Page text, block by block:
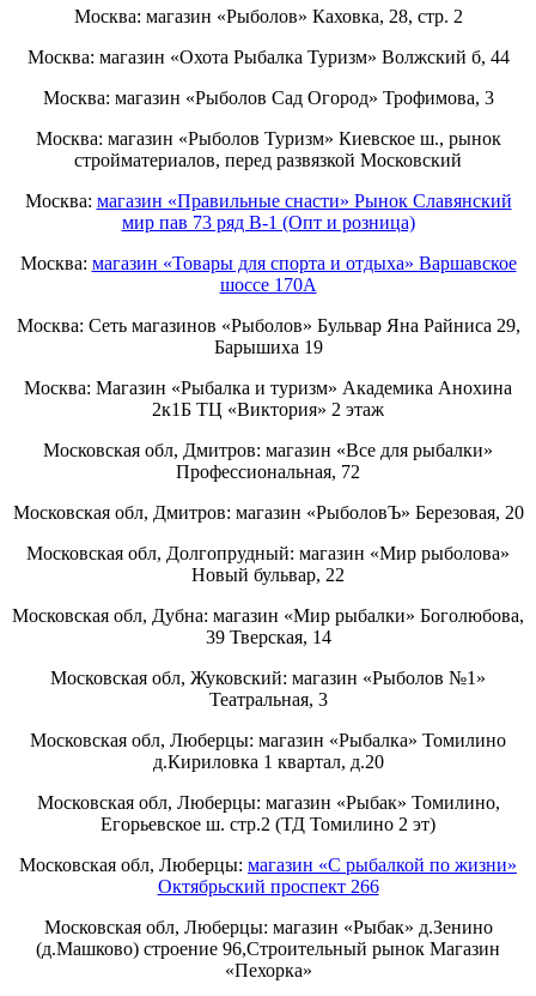
Москва: магазин «Рыболов» Каховка, 28, стр. 2
Москва: магазин «Охота Рыбалка Туризм» Волжский б, 44
Москва: магазин «Рыболов Сад Огород» Трофимова, 3
Москва: магазин «Рыболов Туризм» Киевское ш., рынок
стройматериалов, перед развязкой Московский
Москва: магазин «Правильные снасти» Рынок Славянский
мир пав 73 ряд B-1 (Опт и розница)
Москва: магазин «Товары для спорта и отдыха» Варшавское
шоссе 170А
Москва: Сеть магазинов «Рыболов» Бульвар Яна Райниса 29,
Барышиха 19
Москва: Магазин «Рыбалка и туризм» Академика Анохина
2к1Б ТЦ «Виктория» 2 этаж
Московская обл, Дмитров: магазин «Все для рыбалки»
Профессиональная, 72
Московская обл, Дмитров: магазин «РыболовЪ» Березовая, 20
Московская обл, Долгопрудный: магазин «Мир рыболова»
Новый бульвар, 22
Московская обл, Дубна: магазин «Мир рыбалки» Боголюбова,
39 Тверская, 14
Московская обл, Жуковский: магазин «Рыболов №1»
Театральная, 3
Московская обл, Люберцы: магазин «Рыбалка» Томилино
д.Кириловка 1 квартал, д.20
Московская обл, Люберцы: магазин «Рыбак» Томилино,
Егорьевское ш. стр.2 (ТД Томилино 2 эт)
Московская обл, Люберцы: магазин «С рыбалкой по жизни»
Октябрьский проспект 266
Московская обл, Люберцы: магазин «Рыбак» д.Зенино
(д.Машково) строение 96,Строительный рынок Магазин
«Пехорка»